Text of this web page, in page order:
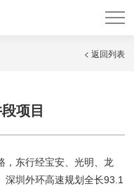
< 返回列表
项目
，东行经宝安、光明、龙
深圳外环高速规划全长93.1